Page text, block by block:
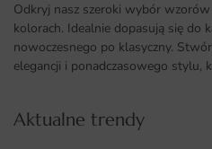
Odkryj nasz szeroki wybór
kolorach. Idealnie dopasują się do
nowoczesnego po klasyczny.
elegancji i ponadczasowego stylu,
Aktualne trendy​